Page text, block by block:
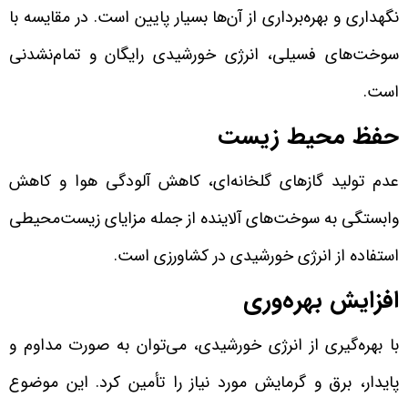
نگهداری و بهره‌برداری از آن‌ها بسیار پایین است. در مقایسه با
سوخت‌های فسیلی، انرژی خورشیدی رایگان و تمام‌نشدنی
است.
حفظ محیط زیست
عدم تولید گازهای گلخانه‌ای، کاهش آلودگی هوا و کاهش
وابستگی به سوخت‌های آلاینده از جمله مزایای زیست‌محیطی
استفاده از انرژی خورشیدی در کشاورزی است.
افزایش بهره‌وری
با بهره‌گیری از انرژی خورشیدی، می‌توان به صورت مداوم و
پایدار، برق و گرمایش مورد نیاز را تأمین کرد. این موضوع